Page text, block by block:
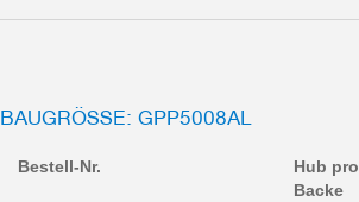
BAUGRÖSSE: GPP5008AL
Bestell-Nr.
Hub pro
Backe